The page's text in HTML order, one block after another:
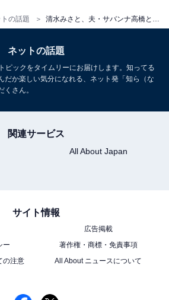
の話題
ネットの話題
ピックをタイムリーにお届けします。知ってる
だか楽しい気分になれる、ネット発「知ら（な
くさん。
関連サービス
All About Japan
サイト情報
広告掲載
ー
著作権・商標・免責事項
の注意
All About ニュースについて